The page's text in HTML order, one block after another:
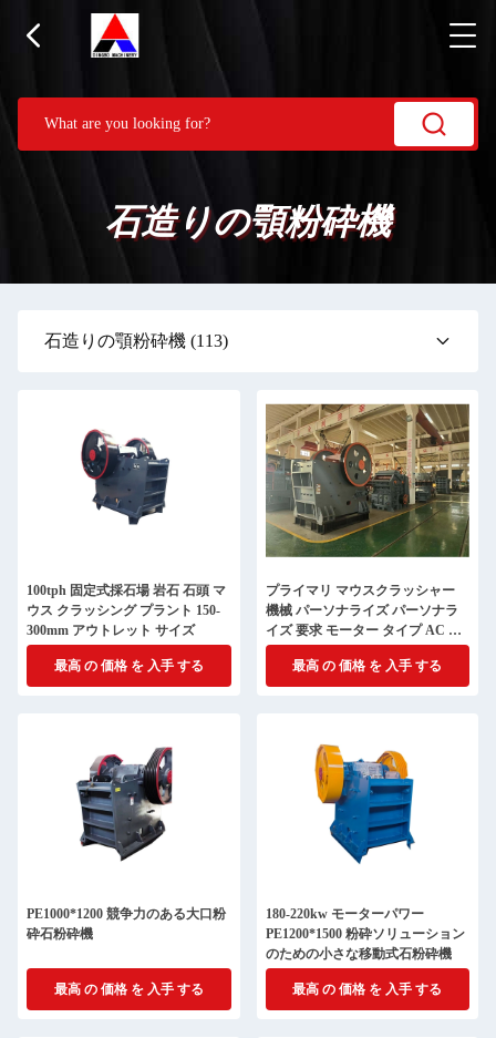
石造りの顎粉砕機
石造りの顎粉砕機 (113)
100tph 固定式採石場 岩石 石頭 マ
ウス クラッシング プラント 150-
300mm アウトレット サイズ
最高 の 価格 を 入手 する
プライマリ マウスクラッシャー
機械 パーソナライズ パーソナラ
イズ 要求 モーター タイプ AC モ
ーター
最高 の 価格 を 入手 する
PE1000*1200 競争力のある大口粉
砕石粉砕機
最高 の 価格 を 入手 する
180-220kw モーターパワー
PE1200*1500 粉砕ソリューション
のための小さな移動式石粉砕機
最高 の 価格 を 入手 する